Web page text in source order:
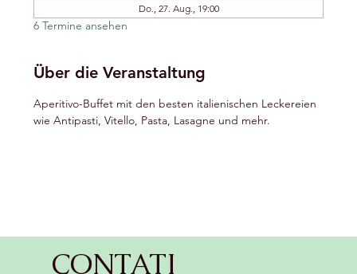
Do., 27. Aug., 19:00
6 Termine ansehen
Über die Veranstaltung
Aperitivo-Buffet mit den besten italienischen Leckereien
wie Antipasti, Vitello, Pasta, Lasagne und mehr.
CONTATI